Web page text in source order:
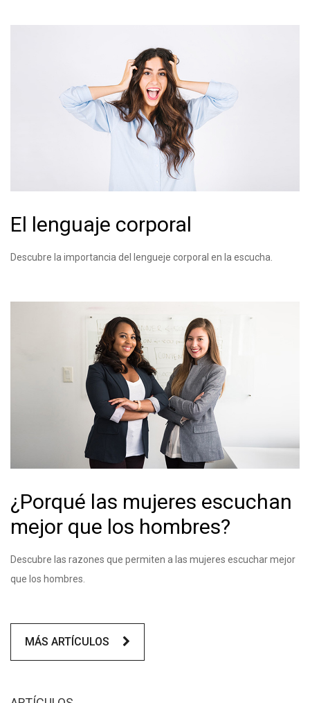
El lenguaje corporal
Descubre la importancia del lengueje corporal en la escucha.
¿Porqué las mujeres escuchan
mejor que los hombres?
Descubre las razones que permiten a las mujeres escuchar mejor
que los hombres.
MÁS ARTÍCULOS